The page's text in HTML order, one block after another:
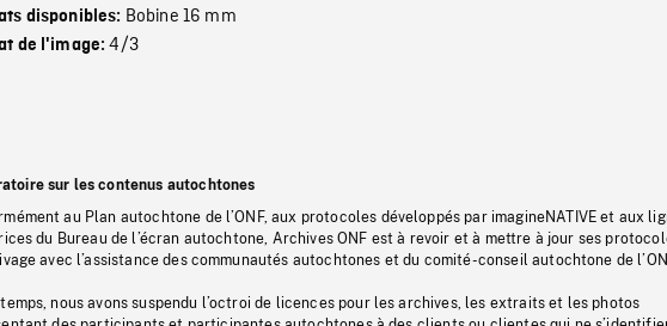
disponibles: Bobine 16 mm
de l'image:4/3
sur les contenus autochtones
au Plan autochtone de l’ONF, aux protocoles développés par imagineNATIVE et aux
du Bureau de l’écran autochtone, Archives ONF est à revoir et à mettre à jour ses
avec l’assistance des communautés autochtones et du comité-conseil autochtone de
nous avons suspendu l’octroi de licences pour les archives, les extraits et les photos